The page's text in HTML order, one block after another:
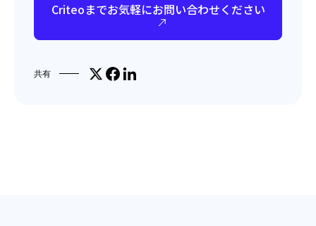
Criteoまでお気軽にお問い合わせください
共有 Share on X
Facebookでシェア
LinkedInで共有